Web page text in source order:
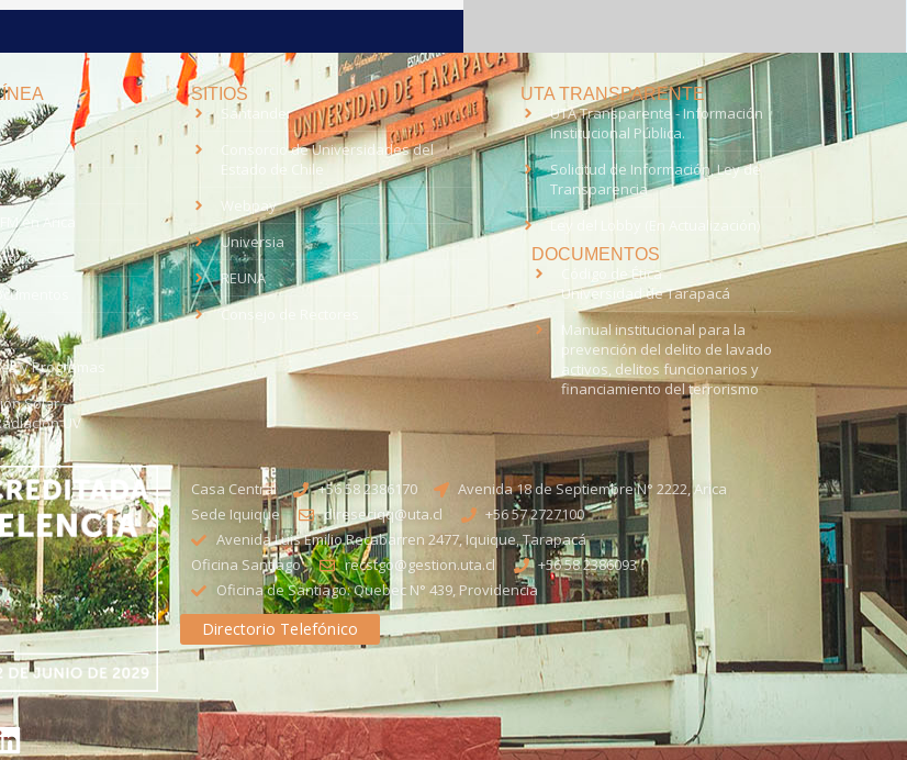
en Arica
y Programas
Solar -
UV
SITIOS
Santander
Consorcio de Universidades del
Estado de Chile
Webpay
Universia
REUNA
UTA TRANSPARENTE
UTA Transparente - Información
Institucional Pública.
Solicitud de Información, Ley de
Transparencia
Ley del Lobby (En Actualización)
DOCUMENTOS
Código de Ética
Universidad de Tarapacá
Manual institucional para la
prevención del delito de lavado
activos, delitos funcionarios y
financiamiento del terrorismo
Casa Central +56 58 2386170
Avenida 18 de Septiembre N° 2222, Arica
Sede Iquique
direseciqq@uta.cl
+56 57 2727100​
Avenida Luis Emilio Recabarren 2477, Iquique, Tarapacá
Oficina Santiago
recstgo@gestion.uta.cl
+56 58 2386093
Oficina de Santiago: Quebec N° 439, Providencia
Directorio Telefónico